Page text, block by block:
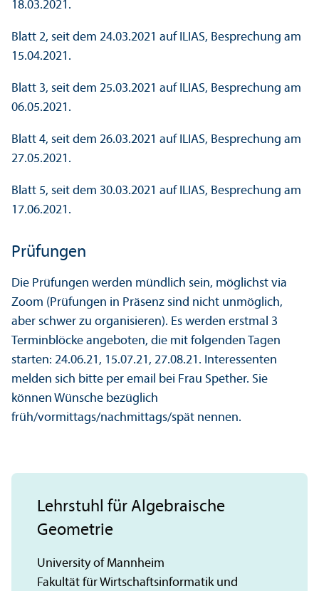
18.03.2021.
Blatt 2, seit dem 24.03.2021 auf ILIAS, Besprechung am
15.04.2021.
Blatt 3, seit dem 25.03.2021 auf ILIAS, Besprechung am
06.05.2021.
Blatt 4, seit dem 26.03.2021 auf ILIAS, Besprechung am
27.05.2021.
Blatt 5, seit dem 30.03.2021 auf ILIAS, Besprechung am
17.06.2021.
Prüfungen
Die Prüfungen werden mündlich sein, möglichst via
Zoom (Prüfungen in Präsenz sind nicht unmöglich,
aber schwer zu organisieren). Es werden erstmal 3
Terminblöcke angeboten, die mit folgenden Tagen
starten: 24.06.21, 15.07.21, 27.08.21. Interessenten
melden sich bitte per email bei Frau Spether. Sie
können Wünsche bezüglich
früh/vormittags/nachmittags/spät nennen.
Lehrstuhl für Algebraische
Geometrie
University of Mannheim
Fakultät für Wirtschaftsinformatik und